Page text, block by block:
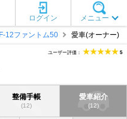
メニュー
ログイン
F-12ファントム50 愛車(オーナー)
ユーザー評価： 5
整備手帳
(12)
愛車紹介
(12)